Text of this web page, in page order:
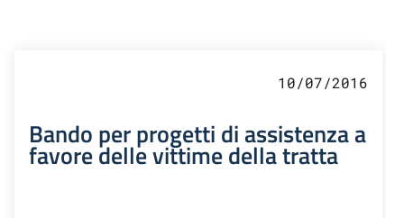
10/07/2016
Bando per progetti di assistenza a
favore delle vittime della tratta